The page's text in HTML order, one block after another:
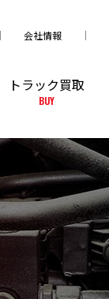
会社情報
トラック買取
BUY